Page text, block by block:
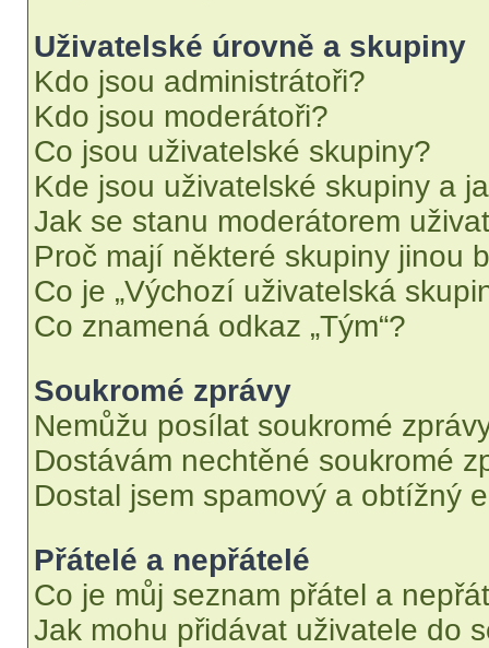
Uživatelské úrovně a skupiny
Kdo jsou administrátoři?
Kdo jsou moderátoři?
Co jsou uživatelské skupiny?
Kde jsou uživatelské skupiny a
Jak se stanu moderátorem
Proč mají některé skupiny jinou
Co je „Výchozí uživatelská
Co znamená odkaz „Tým“?
Soukromé zprávy
Nemůžu posílat soukromé
Dostávám nechtěné soukromé
Dostal jsem spamový a obtížný
Přátelé a nepřátelé
Co je můj seznam přátel a
Jak mohu přidávat uživatele do